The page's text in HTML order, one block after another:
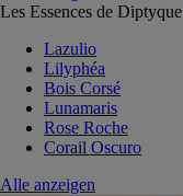
Les Essences de Diptyque
Lazulio
Lilyphéa
Bois Corsé
Lunamaris
Rose Roche
Corail Oscuro
Alle anzeigen